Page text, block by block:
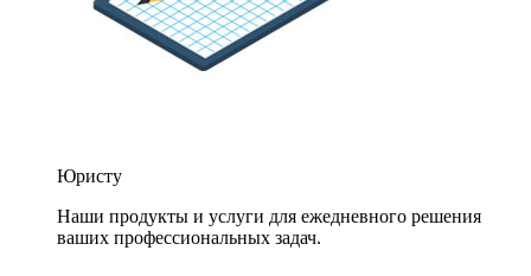
Юристу
Наши продукты и услуги для ежедневного решения
ваших профессиональных задач.